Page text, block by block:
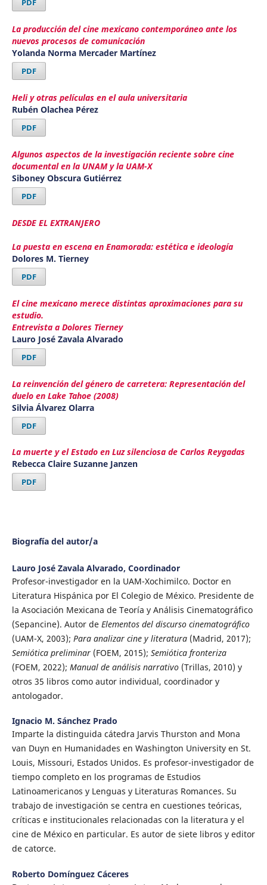
PDF
La producción del cine mexicano contemporáneo ante los
nuevos procesos de comunicación
Yolanda Norma Mercader Martínez
PDF
Heli y otras películas en el aula universitaria
Rubén Olachea Pérez
PDF
Algunos aspectos de la investigación reciente sobre cine
documental en la UNAM y la UAM-X
Siboney Obscura Gutiérrez
PDF
DESDE EL EXTRANJERO
La puesta en escena en Enamorada: estética e ideología
Dolores M. Tierney
PDF
El cine mexicano merece distintas aproximaciones para su
estudio.
Entrevista a Dolores Tierney
Lauro José Zavala Alvarado
PDF
La reinvención del género de carretera: Representación del
duelo en Lake Tahoe (2008)
Silvia Álvarez Olarra
PDF
La muerte y el Estado en Luz silenciosa de Carlos Reygadas
Rebecca Claire Suzanne Janzen
PDF
Biografía del autor/a
Lauro José Zavala Alvarado, Coordinador
Profesor-investigador en la UAM-Xochimilco. Doctor en
Literatura Hispánica por El Colegio de México. Presidente de
la Asociación Mexicana de Teoría y Análisis Cinematográfico
(Sepancine). Autor de Elementos del discurso cinematográfico
(UAM-X, 2003); Para analizar cine y literatura(Madrid, 2017);
Semiótica preliminar(FOEM, 2015); Semiótica fronteriza
(FOEM, 2022); Manual de análisis narrativo(Trillas, 2010) y
otros 35 libros como autor individual, coordinador y
antologador.
Ignacio M. Sánchez Prado
Imparte la distinguida cátedra Jarvis Thurston and Mona
van Duyn en Humanidades en Washington University en St.
Louis, Missouri, Estados Unidos. Es profesor-investigador de
tiempo completo en los programas de Estudios
Latinoamericanos y Lenguas y Literaturas Romances. Su
trabajo de investigación se centra en cuestiones teóricas,
críticas e institucionales relacionadas con la literatura y el
cine de México en particular. Es autor de siete libros y editor
de catorce.
Roberto Domínguez Cáceres